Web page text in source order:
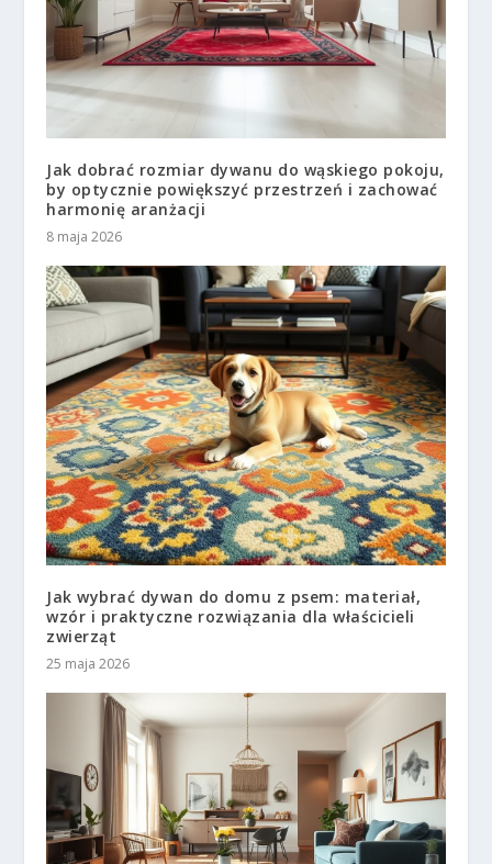
Jak dobrać rozmiar dywanu do wąskiego pokoju,
by optycznie powiększyć przestrzeń i zachować
harmonię aranżacji
8 maja 2026
Jak wybrać dywan do domu z psem: materiał,
wzór i praktyczne rozwiązania dla właścicieli
zwierząt
25 maja 2026